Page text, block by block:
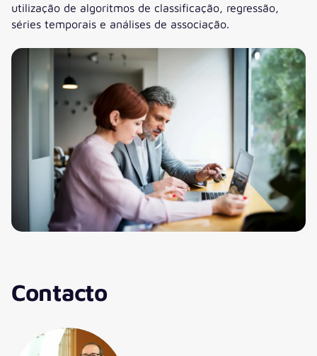
utilização de algoritmos de classificação, regressão,
séries temporais e análises de associação.
Contacto